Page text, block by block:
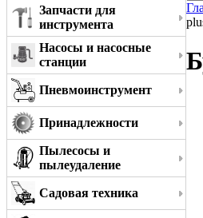
Запчасти для
инструмента
Насосы и насосные
станции
Пневмоинструмент
Принадлежности
Пылесосы и
пылеудаление
Садовая техника